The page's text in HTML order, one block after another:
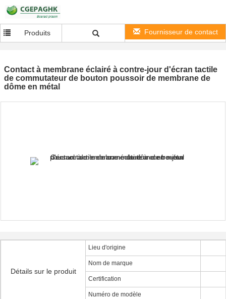
Produits Fournisseur de contact
Contact à membrane éclairé à contre-jour d'écran tactile
de commutateur de bouton poussoir de membrane de
dôme en métal
Détails sur le produit
Lieu d'origine
Nom de marque
Certification
Numéro de modèle